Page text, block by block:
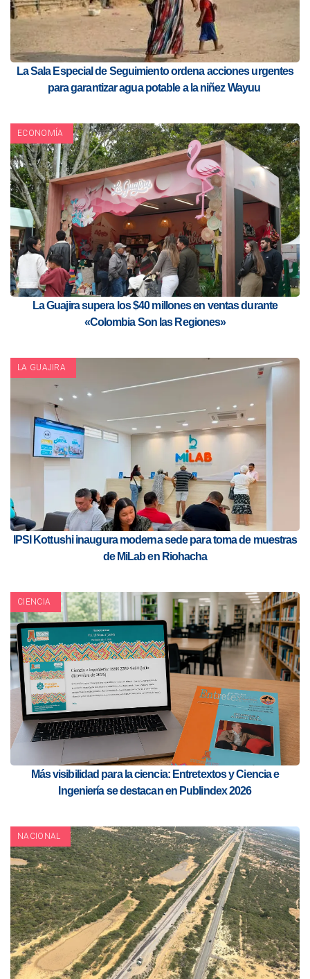
La Sala Especial de Seguimiento ordena acciones urgentes
para garantizar agua potable a la niñez Wayuu
ECONOMÍA
La Guajira supera los $40 millones en ventas durante
«Colombia Son las Regiones»
LA GUAJIRA
IPSI Kottushi inaugura moderna sede para toma de muestras
de MiLab en Riohacha
CIENCIA
Más visibilidad para la ciencia: Entretextos y Ciencia e
Ingeniería se destacan en Publindex 2026
NACIONAL